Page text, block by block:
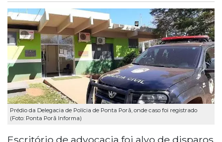
Prédio da Delegacia de Polícia de Ponta Porã, onde caso foi registrado
(Foto: Ponta Porã Informa)
Escritório de advocacia foi alvo de disparos